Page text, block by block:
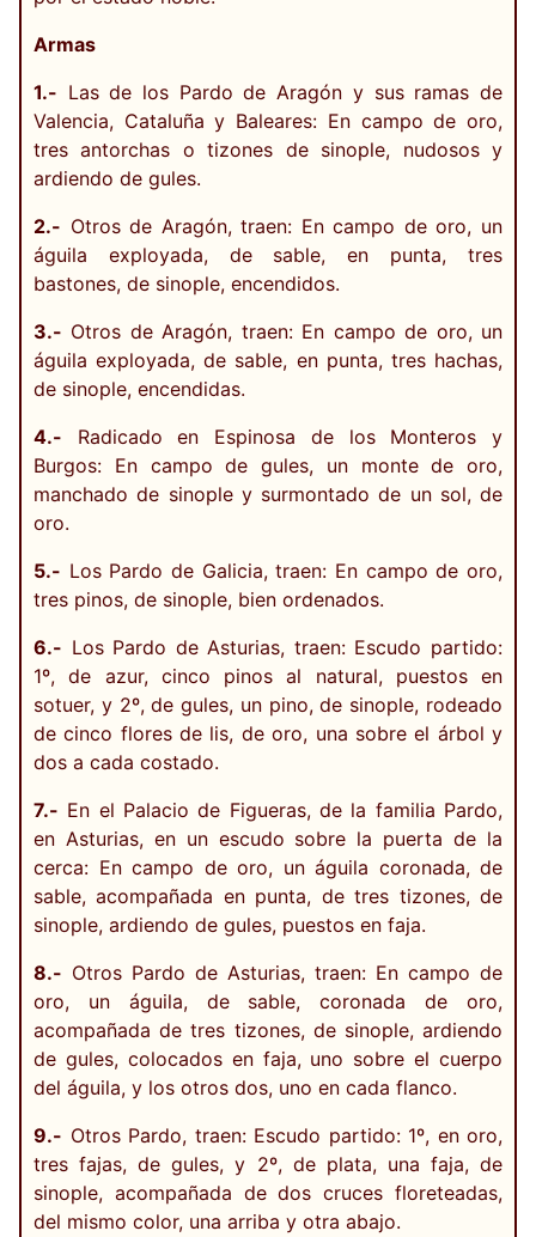
Armas
1.- Las de los Pardo de Aragón y sus ramas de
Valencia, Cataluña y Baleares: En campo de oro,
tres antorchas o tizones de sinople, nudosos y
ardiendo de gules.
2.- Otros de Aragón, traen: En campo de oro, un
águila exployada, de sable, en punta, tres
bastones, de sinople, encendidos.
3.- Otros de Aragón, traen: En campo de oro, un
águila exployada, de sable, en punta, tres hachas,
de sinople, encendidas.
4.- Radicado en Espinosa de los Monteros y
Burgos: En campo de gules, un monte de oro,
manchado de sinople y surmontado de un sol, de
oro.
5.- Los Pardo de Galicia, traen: En campo de oro,
tres pinos, de sinople, bien ordenados.
6.- Los Pardo de Asturias, traen: Escudo partido:
1º, de azur, cinco pinos al natural, puestos en
sotuer, y 2º, de gules, un pino, de sinople, rodeado
de cinco flores de lis, de oro, una sobre el árbol y
dos a cada costado.
7.- En el Palacio de Figueras, de la familia Pardo,
en Asturias, en un escudo sobre la puerta de la
cerca: En campo de oro, un águila coronada, de
sable, acompañada en punta, de tres tizones, de
sinople, ardiendo de gules, puestos en faja.
8.- Otros Pardo de Asturias, traen: En campo de
oro, un águila, de sable, coronada de oro,
acompañada de tres tizones, de sinople, ardiendo
de gules, colocados en faja, uno sobre el cuerpo
del águila, y los otros dos, uno en cada flanco.
9.- Otros Pardo, traen: Escudo partido: 1º, en oro,
tres fajas, de gules, y 2º, de plata, una faja, de
sinople, acompañada de dos cruces floreteadas,
del mismo color, una arriba y otra abajo.